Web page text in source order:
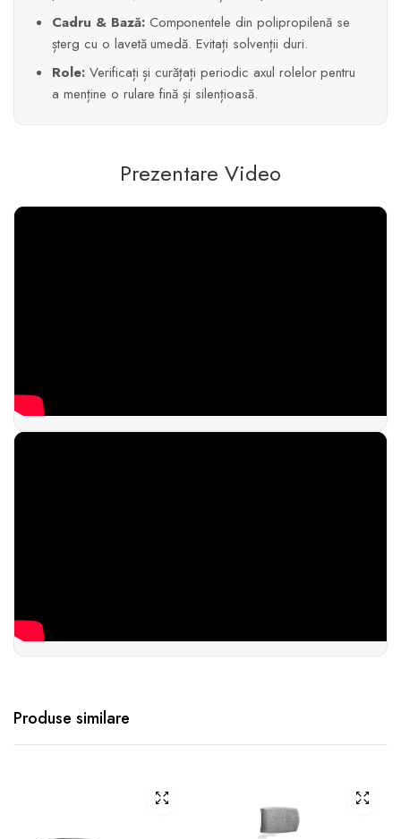
Cadru & Bază:Componentele din polipropilenă se
șterg cu o lavetă umedă. Evitați solvenții duri.
Role:Verificați și curățați periodic axul rolelor pentru
a menține o rulare fină și silențioasă.
Prezentare Video
Produse similare